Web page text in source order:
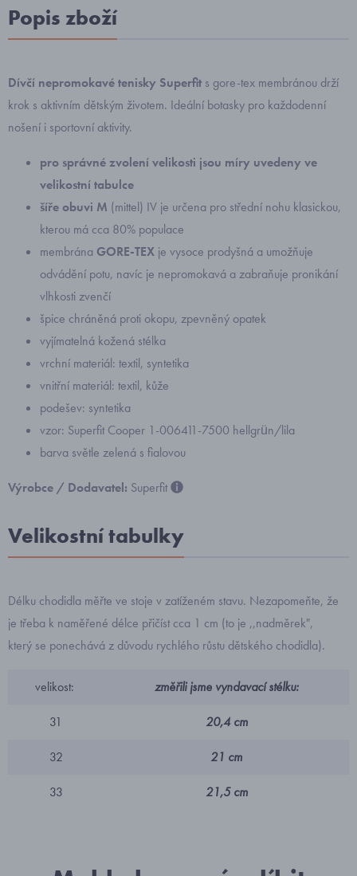
Popis zboží
Dívčí nepromokavé tenisky Superfit s gore-tex membránou drží
krok s aktivním dětským životem. Ideální botasky pro každodenní
nošení i sportovní aktivity.
pro správné zvolení velikosti jsou míry uvedeny ve
velikostní tabulce
šíře obuvi M (mittel) IV je určena pro střední nohu klasickou,
kterou má cca 80% populace
membrána GORE-TEX je vysoce prodyšná a umožňuje
odvádění potu, navíc je nepromokavá a zabraňuje pronikání
vlhkosti zvenčí
špice chráněná proti okopu, zpevněný opatek
vyjímatelná kožená stélka
vrchní materiál: textil, syntetika
vnitřní materiál: textil, kůže
podešev: syntetika
vzor: Superfit Cooper 1-006411-7500 hellgrün/lila
barva světle zelená s fialovou
Výrobce / Dodavatel: Superfit
Velikostní tabulky
Délku chodidla měřte ve stoje v zatíženém stavu. Nezapomeňte, že
je třeba k naměřené délce přičíst cca 1 cm (to je ,,nadměrek",
který se ponechává z důvodu rychlého růstu dětského chodidla).
velikost: změřili jsme vyndavací stélku:
31 20,4 cm
32 21 cm
33 21,5 cm